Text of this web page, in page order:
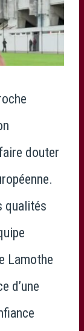
douter
qualités
Lamothe
d’une